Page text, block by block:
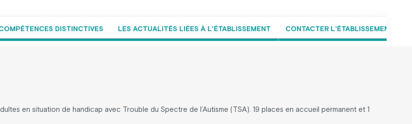
DISTINCTIVES LES ACTUALITÉS LIÉES À L'ÉTABLISSEMENT CONTACTER L'ÉTABLISSEMENT
en situation de handicap avec Trouble du Spectre de l’Autisme (TSA). 19 places en accueil permanent et 1